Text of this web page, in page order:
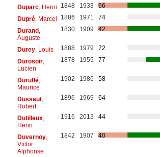
Duparc, Henri 1848 1933
66
Dupré, Marcel 1886 1971
74
Durand,
Auguste
1830 1909 42
Durey, Louis 1888 1979
72
Durosoir,
Lucien
1878 1955 77
Duruflé,
Maurice
1902 1986 58
Dussaut,
Robert
1896 1969 64
Dutilleux,
Henri
1916 2013 44
Duvernoy,
Victor
Alphonse
1842 1907 40